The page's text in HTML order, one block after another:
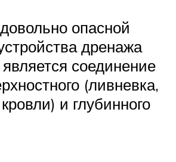
опасной
дренажа
соединение
(ливневка,
и глубинного